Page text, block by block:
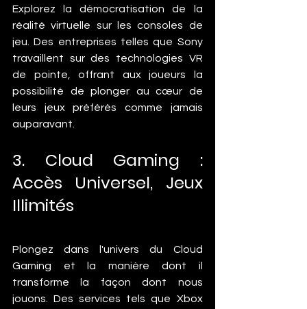
Explorez la démocratisation de la
réalité virtuelle sur les consoles de
jeu. Des entreprises telles que Sony
travaillent sur des technologies VR
de pointe, offrant aux joueurs la
possibilité de plonger au cœur de
leurs jeux préférés comme jamais
auparavant.
3. Cloud Gaming :
Accès Universel, Jeux
Illimités
Plongez dans l'univers du Cloud
Gaming et la manière dont il
transforme la façon dont nous
jouons. Des services tels que Xbox